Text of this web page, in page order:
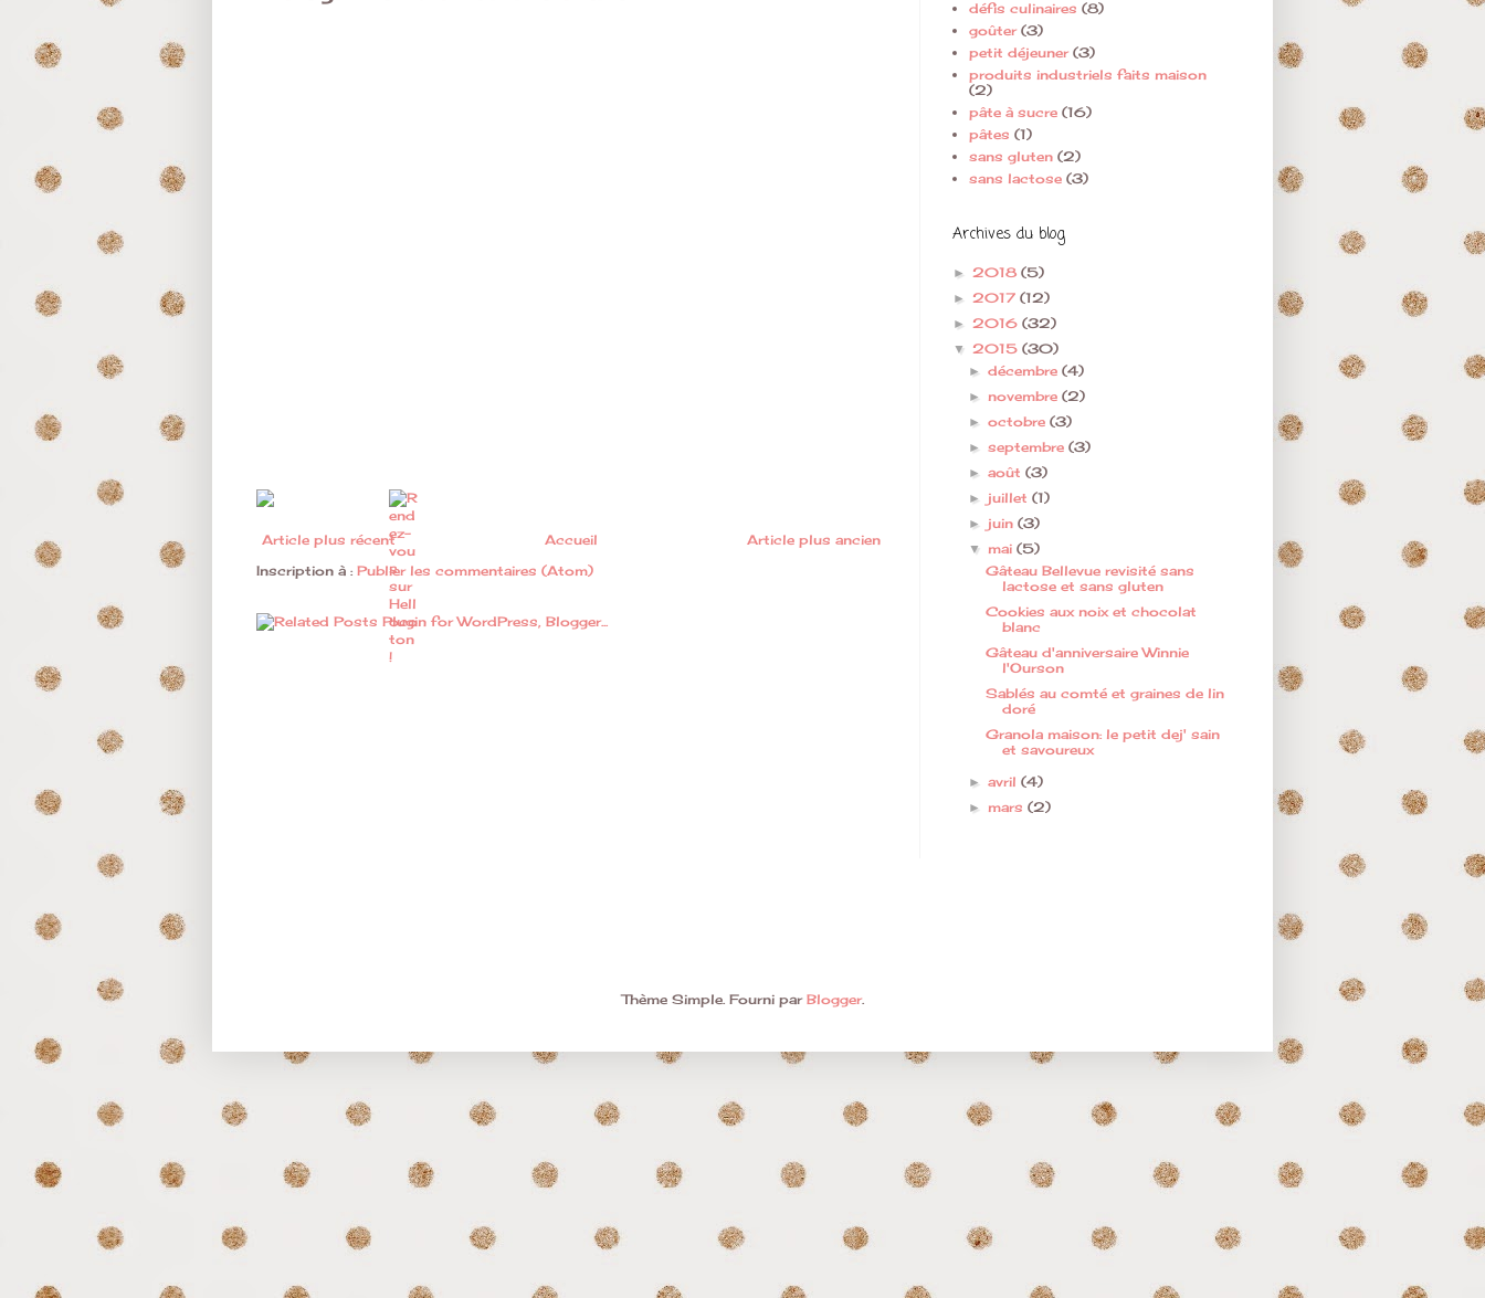
Article plus récent Article plus ancien
Accueil
Inscription à : Publier les commentaires (Atom)
défis culinaires (8)
goûter (3)
petit déjeuner (3)
produits industriels faits maison
(2)
pâte à sucre (16)
pâtes (1)
sans gluten (2)
sans lactose (3)
Archives du blog
► 2018 (5)
► 2017 (12)
► 2016 (32)
▼ 2015 (30)
►décembre(4)
► novembre(2)
►octobre(3)
►septembre(3)
►août(3)
► juillet(1)
► juin(3)
▼ mai(5)
Gâteau Bellevue revisité sans
lactose et sans gluten
Cookies aux noix et chocolat
blanc
Gâteau d'anniversaire Winnie
l'Ourson
Sablés au comté et graines de lin
doré
Granola maison: le petit dej' sain
et savoureux
►avril(4)
► mars(2)
Thème Simple. Fourni par Blogger.